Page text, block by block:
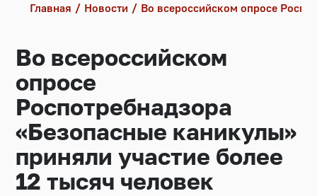
Главная Новости Во всероссийском опросе
Во всероссийском
опросе
Роспотребнадзора
«Безопасные каникулы»
приняли участие более
12 тысяч человек